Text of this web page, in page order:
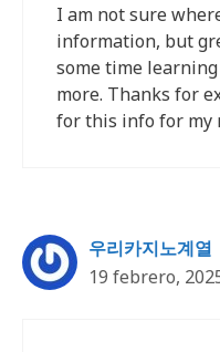
I am not sure
information, but
some time
more. Thanks for
for this info for my
우리카지노계열
19 febrero,